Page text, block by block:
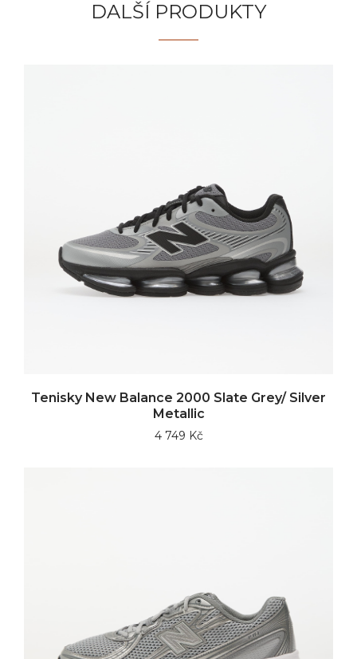
DALŠÍ PRODUKTY
Tenisky New Balance 2000 Slate Grey/ Silver
Metallic
4 749 Kč